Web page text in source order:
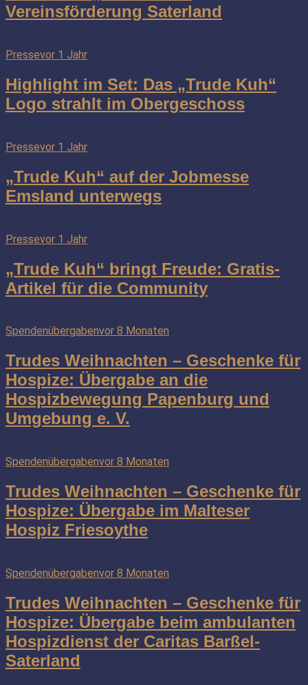
Vereinsförderung Saterland
Pressevor 1 Jahr
Highlight im Set: Das „Trude Kuh“
Logo strahlt im Obergeschoss
Pressevor 1 Jahr
„Trude Kuh“ auf der Jobmesse
Emsland unterwegs
Pressevor 1 Jahr
„Trude Kuh“ bringt Freude: Gratis-
Artikel für die Community
Spendenübergabenvor 8 Monaten
Trudes Weihnachten – Geschenke für
Hospize: Übergabe an die
Hospizbewegung Papenburg und
Umgebung e. V.
Spendenübergabenvor 8 Monaten
Trudes Weihnachten – Geschenke für
Hospize: Übergabe im Malteser
Hospiz Friesoythe
Spendenübergabenvor 8 Monaten
Trudes Weihnachten – Geschenke für
Hospize: Übergabe beim ambulanten
Hospizdienst der Caritas Barßel-
Saterland